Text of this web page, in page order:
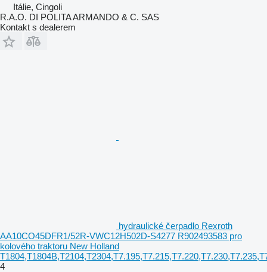
Itálie, Cingoli
R.A.O. DI POLITA ARMANDO & C. SAS
Kontakt s dealerem
hydraulické čerpadlo Rexroth
AA10CO45DFR1/52R-VWC12H502D-S4277 R902493583 pro
kolového traktoru New Holland
4